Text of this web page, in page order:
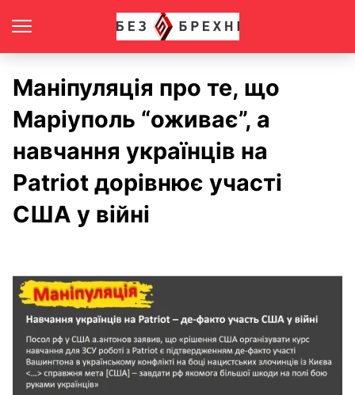
Маніпуляція про те, що
Маріуполь “оживає”, а
навчання українців на
Patriot дорівнює участі
США у війні